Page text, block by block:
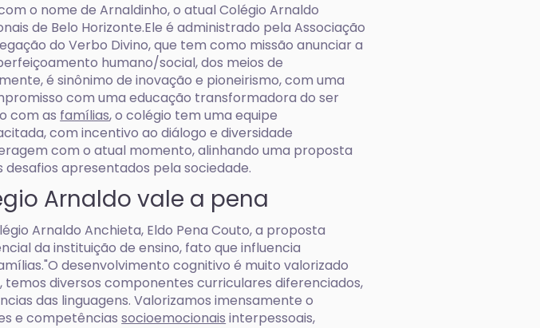
o nome de Arnaldinho, o atual Colégio Arnaldo
de Belo Horizonte.Ele é administrado pela Associação
do Verbo Divino, que tem como missão anunciar a
humano/social, dos meios de
é sinônimo de inovação e pioneirismo, com uma
com uma educação transformadora do ser
com as famílias, o colégio tem uma equipe
com incentivo ao diálogo e diversidade
com o atual momento, alinhando uma proposta
apresentados pela sociedade.
Arnaldo vale a pena
Arnaldo Anchieta, Eldo Pena Couto, a proposta
da instituição de ensino, fato que influencia
desenvolvimento cognitivo é muito valorizado
temos diversos componentes curriculares diferenciados,
das linguagens. Valorizamos imensamente o
e competênciassocioemocionais interpessoais,